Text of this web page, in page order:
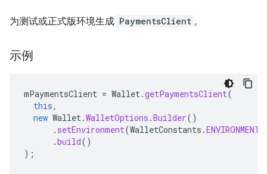
为测试或正式版环境生成 PaymentsClient 。
示例
mPaymentsClient = Wallet.getPaymentsClient(
this,
new Wallet.WalletOptions .Builder()
. setEnvironment(WalletConstants .
.build()
);